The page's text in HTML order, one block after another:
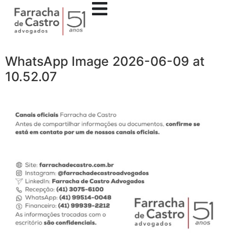
WhatsApp Image 2026-06-09 at
10.52.07